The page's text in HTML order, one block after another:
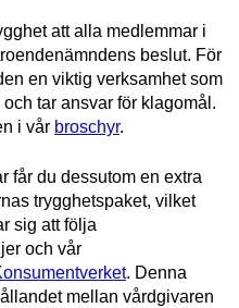
att alla medlemmar i
beslut. För
en viktig verksamhet som
tar ansvar för klagomål.
i vår broschyr.
får du dessutom en extra
trygghetspaket, vilket
sig att följa
och vår
. Denna
mellan vårdgivaren